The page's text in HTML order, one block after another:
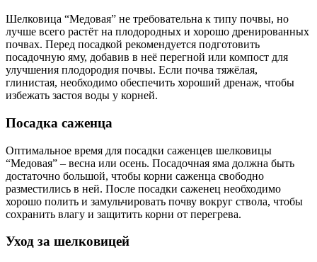
Шелковица “Медовая” не требовательна к типу почвы, но
лучше всего растёт на плодородных и хорошо дренированных
почвах. Перед посадкой рекомендуется подготовить
посадочную яму, добавив в неё перегной или компост для
улучшения плодородия почвы. Если почва тяжёлая,
глинистая, необходимо обеспечить хороший дренаж, чтобы
избежать застоя воды у корней.
Посадка саженца
Оптимальное время для посадки саженцев шелковицы
“Медовая” – весна или осень. Посадочная яма должна быть
достаточно большой, чтобы корни саженца свободно
разместились в ней. После посадки саженец необходимо
хорошо полить и замульчировать почву вокруг ствола, чтобы
сохранить влагу и защитить корни от перегрева.
Уход за шелковицей